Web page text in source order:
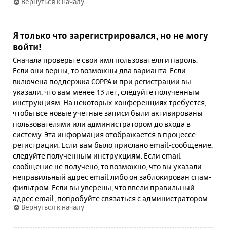
Я только что зарегистрировался, но не могу
войти!
Сначала проверьте свои имя пользователя и пароль.
Если они верны, то возможны два варианта. Если
включена поддержка COPPA и при регистрации вы
указали, что вам менее 13 лет, следуйте полученным
инструкциям. На некоторых конференциях требуется,
чтобы все новые учётные записи были активированы
пользователями или администратором до входа в
систему. Эта информация отображается в процессе
регистрации. Если вам было прислано email-сообщение,
следуйте полученным инструкциям. Если email-
сообщение не получено, то возможно, что вы указали
неправильный адрес email либо он заблокирован спам-
фильтром. Если вы уверены, что ввели правильный
адрес email, попробуйте связаться с администратором.
Вернуться к началу